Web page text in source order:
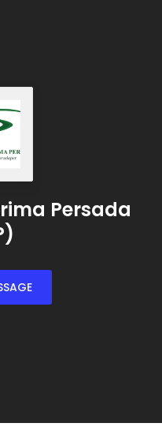
Persada